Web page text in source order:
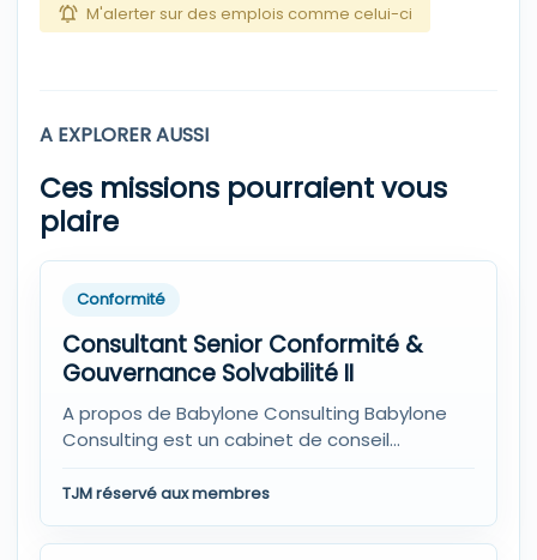
M'alerter sur des emplois comme celui-ci
A EXPLORER AUSSI
Ces missions pourraient vous
plaire
Conformité
Consultant Senior Conformité &
Gouvernance Solvabilité II
A propos de Babylone Consulting Babylone
Consulting est un cabinet de conseil
TJM réservé aux membres